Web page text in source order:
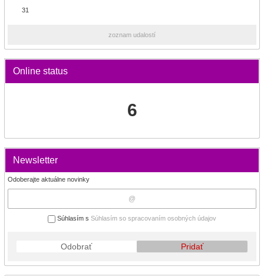
31
zoznam udalostí
Online status
6
Newsletter
Odoberajte aktuálne novinky
Súhlasím s Súhlasím so spracovaním osobných údajov
Odobrať Pridať